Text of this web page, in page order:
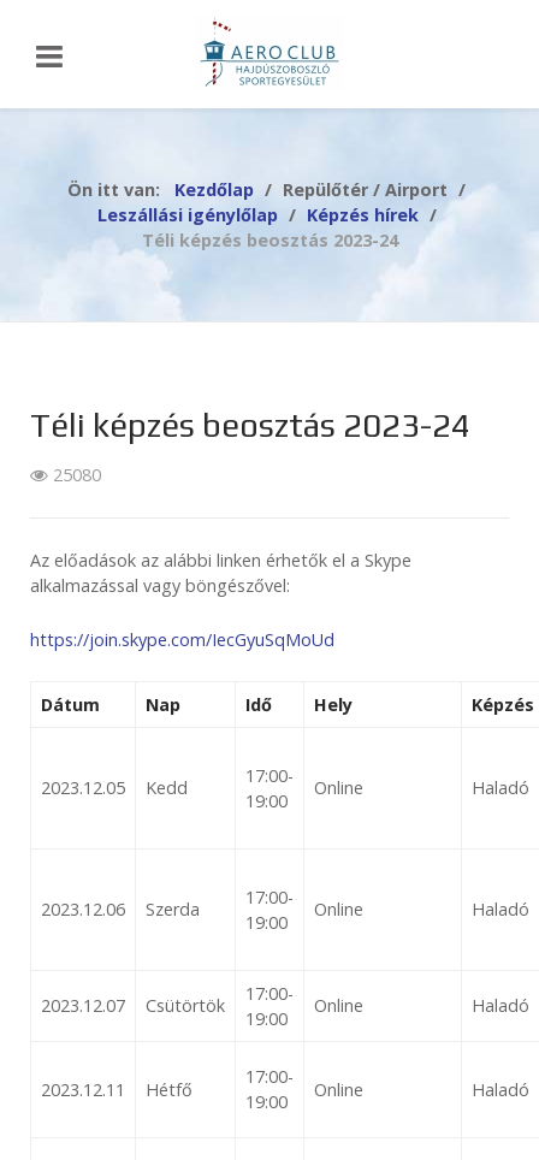
Ön itt van: Kezdőlap
Repülőtér / Airport
Leszállási igénylőlap
Képzés hírek
Téli képzés beosztás 2023-24
Téli képzés beosztás 2023-24
25080
Az előadások az alábbi linken érhetők el a Skype
alkalmazással vagy böngészővel:
https://join.skype.com/IecGyuSqMoUd
Dátum Nap Idő Hely
2023.12.05 Kedd
17:00-
19:00
Online Haladó
2023.12.06 Szerda
17:00-
19:00
Online Haladó
2023.12.07 Csütörtök
17:00-
19:00
Online Haladó
2023.12.11 Hétfő
17:00-
19:00
Online Haladó